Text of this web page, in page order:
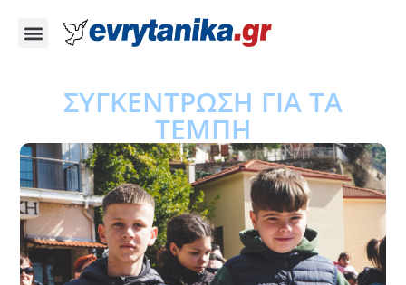
ΣΥΓΚΕΝΤΡΩΣΗ ΓΙΑ ΤΑ
ΤΕΜΠΗ